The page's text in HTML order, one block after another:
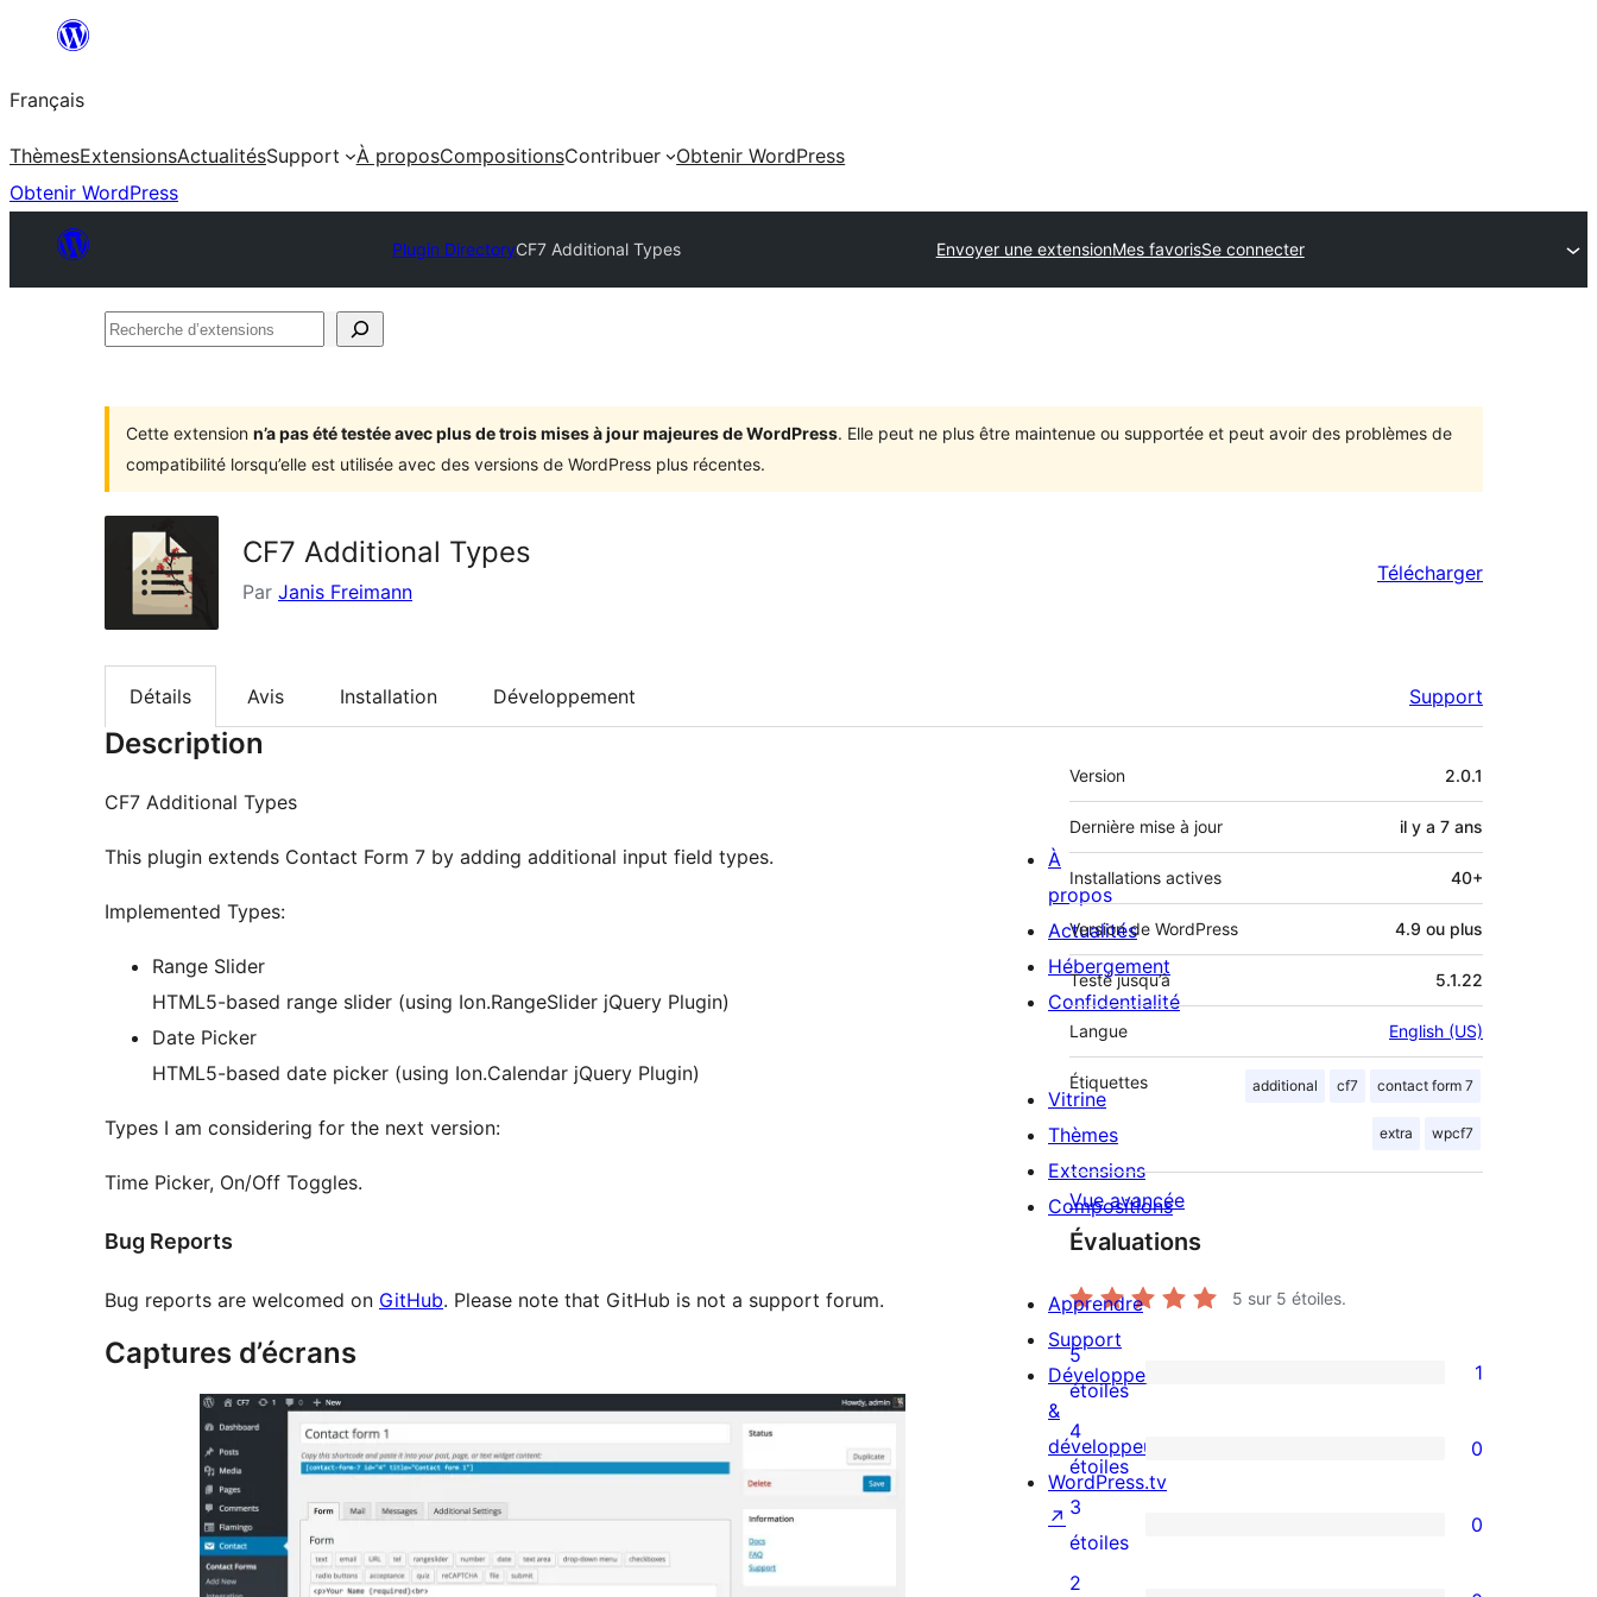
contenu
Français
ThèmesExtensionsActualitésSupport À proposCompositionsContribuer
Obtenir WordPress
Obtenir WordPress
Plugin DirectoryCF7 Additional Types Envoyer une extensionMes favorisSe connecter
Recherche
Cette extension n’a pas été testée avec plus de trois mises à jour majeures de WordPress. Elle peut ne plus être maintenue ou supportée et peut avoir des problèmes de
compatibilité lorsqu’elle est utilisée avec des versions de WordPress plus récentes.
CF7 Additional Types
Par Janis Freimann
Télécharger
Détails Avis Installation Développement Support
Description
CF7 Additional Types
This plugin extends Contact Form 7 by adding additional input field types.
Implemented Types:
Range Slider
HTML5-based range slider (using Ion.RangeSlider jQuery Plugin)
Date Picker
HTML5-based date picker (using Ion.Calendar jQuery Plugin)
Types I am considering for the next version:
Time Picker, On/Off Toggles.
Bug Reports
Bug reports are welcomed on GitHub. Please note that GitHub is not a support forum.
Captures d’écrans
Méta
Version 2.0.1
Dernière mise à jour il y a 7 ans
Installations actives 40+
Version de WordPress 4.9 ou plus
Testé jusqu’à 5.1.22
Langue English (US)
Étiquettes additional cf7 contact form 7
extra wpcf7
Vue avancée
Évaluations
5 sur 5 étoiles.
1
avis
à
5
étoile
5
étoiles
1
0
avis
à
4
4
étoiles
0
0
avis
3
étoiles
0
2
À
propos
Actualités
Hébergement
Confidentialité
Vitrine
Thèmes
Extensions
Compositions
Apprendre
Support
Développeurs
&
développeuses
WordPress.tv
↗